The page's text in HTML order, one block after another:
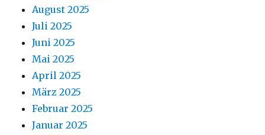
August 2025
Juli 2025
Juni 2025
Mai 2025
April 2025
März 2025
Februar 2025
Januar 2025